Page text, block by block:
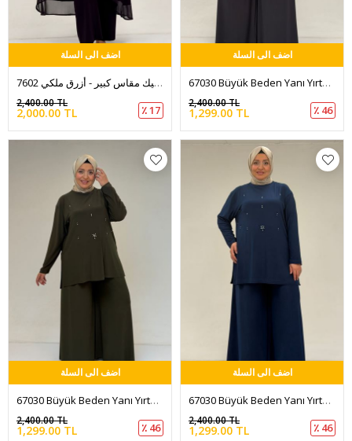
اضف الى السلة
7602 طقم بنطلون و تونيك مقاس كبير - أزرق ملكي
2,000.00 TL
2,400.00 TL
٪ 17
اضف الى السلة
67030 Büyük Beden Yanı Yırtmaçlı Sandy Pantolonlu Takım - Antrasit
1,299.00 TL
2,400.00 TL
٪ 46
اضف الى السلة
67030 Büyük Beden Yanı Yırtmaçlı Sandy Pantolonlu Takım - Haki
1,299.00 TL
2,400.00 TL
٪ 46
اضف الى السلة
67030 Büyük Beden Yanı Yırtmaçlı Sandy Pantolonlu Takım - İndigo
1,299.00 TL
2,400.00 TL
٪ 46